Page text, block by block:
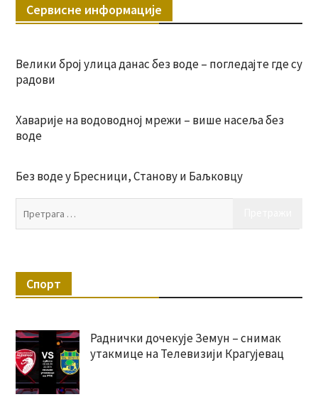
Сервисне информације
Велики број улица данас без воде – погледајте где су
радови
Хаварије на водоводној мрежи – више насеља без
воде
Без воде у Бресници, Станову и Баљковцу
Спорт
Раднички дочекује Земун – снимак
утакмице на Телевизији Крагујевац